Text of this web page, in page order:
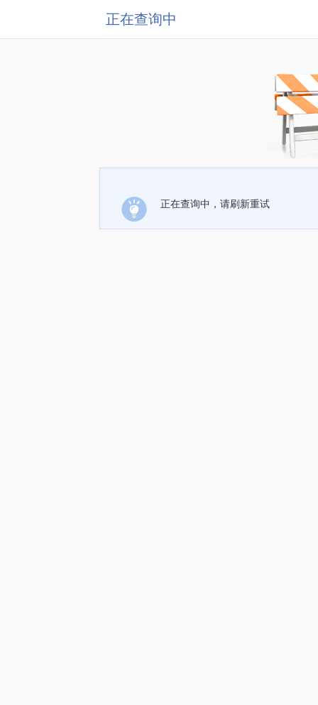
正在查询中
正在查询中，请刷新重试